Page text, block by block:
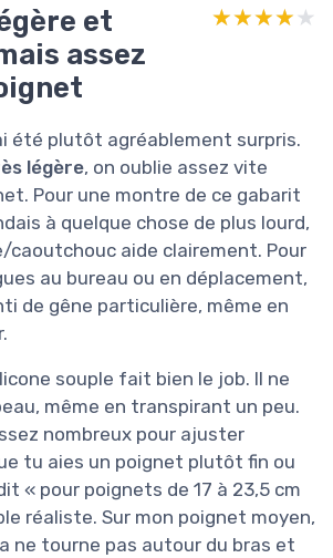
et
assez
★★★★★
★★★★★
été plutôt agréablement surpris.
légère, on oublie assez vite
Pour une montre de ce gabarit
à quelque chose de plus lourd,
caoutchouc aide clairement. Pour
au bureau ou en déplacement,
de gêne particulière, même en
souple fait bien le job. Il ne
même en transpirant un peu.
nombreux pour ajuster
tu aies un poignet plutôt fin ou
« pour poignets de 17 à 23,5 cm
réaliste. Sur mon poignet moyen,
ne tourne pas autour du bras et